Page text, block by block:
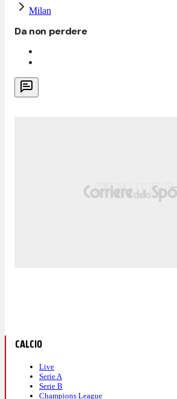
Milan
Da non perdere
CALCIO
Live
Serie A
Serie B
Champions League